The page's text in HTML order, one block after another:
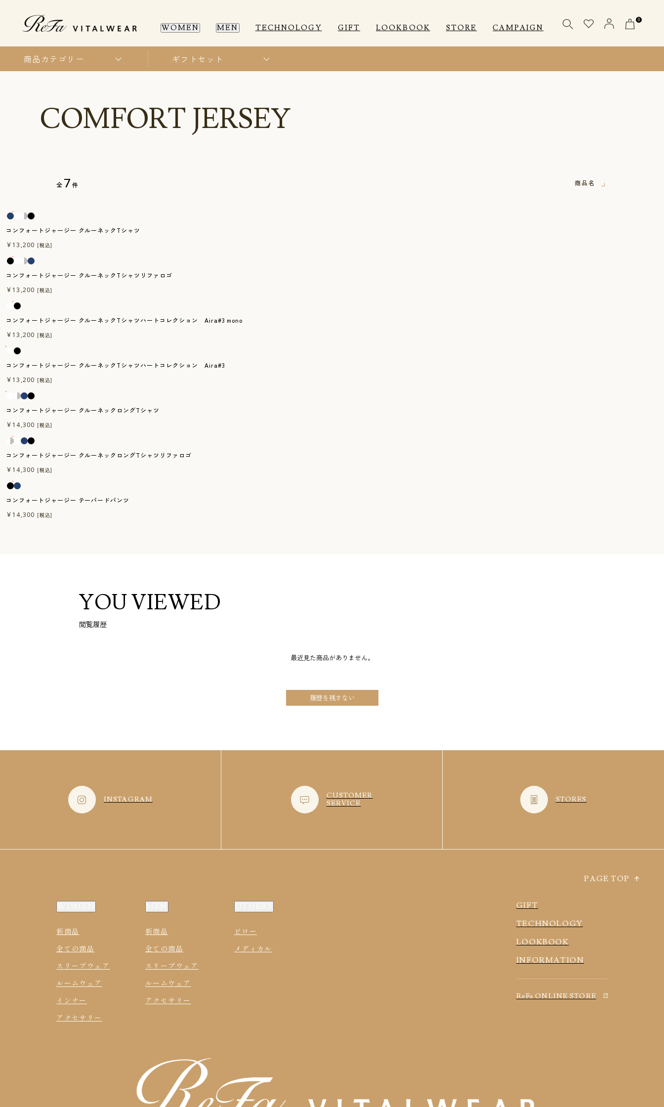
WOMEN MEN TECHNOLOGY GIFT LOOKBOOK STORE CAMPAIGN
0
商品カテゴリー ギフトセット
WOMEN
新商品
全ての商品
MEN
新商品
全ての商品
COMFORT JERSEY
全 7 件
商品名
コンフォートジャージー クルーネックTシャツ
￥13,200 [税込]
コンフォートジャージー クルーネックTシャツリファロゴ
￥13,200 [税込]
コンフォートジャージー クルーネックTシャツハートコレクション Aira#3 mono
￥13,200 [税込]
コンフォートジャージー クルーネックTシャツハートコレクション Aira#3
￥13,200 [税込]
コンフォートジャージー クルーネックロングTシャツ
￥14,300 [税込]
コンフォートジャージー クルーネックロングTシャツリファロゴ
￥14,300 [税込]
コンフォートジャージー テーパードパンツ
￥14,300 [税込]
YOU VIEWED
閲覧履歴
最近見た商品がありません。
履歴を残さない
INSTAGRAM
CUSTOMER
SERVICE
STORES
PAGE TOP
新商品
全ての商品
スリープウェア
ルームウェア
インナー
アクセサリー
新商品
全ての商品
スリープウェア
ルームウェア
アクセサリー
ピロー
メディカル
GIFT
TECHNOLOGY
LOOKBOOK
INFORMATION
ReFa ONLINE STORE